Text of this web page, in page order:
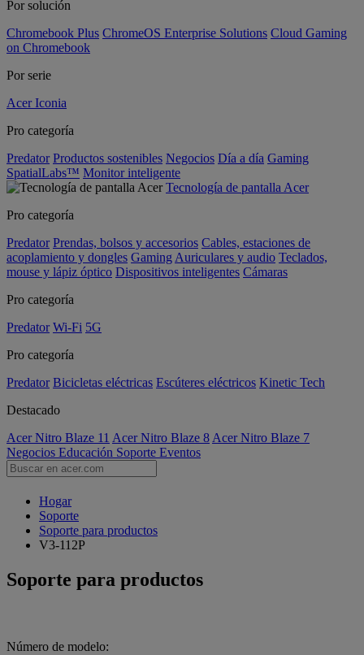
Por solución
Chromebook Plus ChromeOS Enterprise Solutions Cloud Gaming
on Chromebook
Por serie
Acer Iconia
Pro categoría
Predator Productos sostenibles Negocios Día a día Gaming
SpatialLabs™ Monitor inteligente
Tecnología de pantalla Acer
Pro categoría
Predator Prendas, bolsos y accesorios Cables, estaciones de
acoplamiento y dongles Gaming Auriculares y audio Teclados,
mouse y lápiz óptico Dispositivos inteligentes Cámaras
Pro categoría
Predator Wi-Fi 5G
Pro categoría
Predator Bicicletas eléctricas Escúteres eléctricos Kinetic Tech
Destacado
Acer Nitro Blaze 11 Acer Nitro Blaze 8 Acer Nitro Blaze 7
Negocios Educación Soporte Eventos
Hogar
Soporte
Soporte para productos
V3-112P
Soporte para productos
Número de modelo: